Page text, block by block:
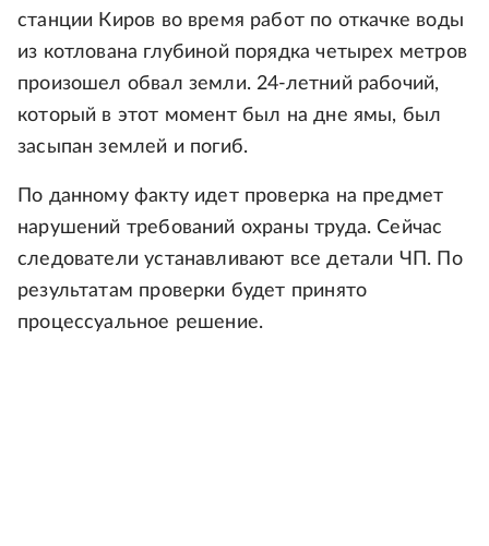
станции Киров во время работ по откачке воды
из котлована глубиной порядка четырех метров
произошел обвал земли. 24-летний рабочий,
который в этот момент был на дне ямы, был
засыпан землей и погиб.
По данному факту идет проверка на предмет
нарушений требований охраны труда. Сейчас
следователи устанавливают все детали ЧП. По
результатам проверки будет принято
процессуальное решение.